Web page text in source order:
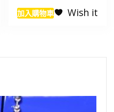
加入購物車 Wish it